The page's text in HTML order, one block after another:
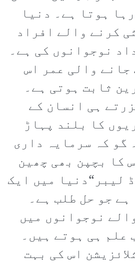
ہوتا ہے۔ دنیا
کرنے والے افراد
نوجوانوں کی ہے۔
جانے والی عمر اس
ثابت ہوتی ہے۔
ہی انسان کے
کا بلند پہاڑ
گو کہ سرمایہ داری
کا بچپن بھی چھین
لیبر“دنیا میں ایک
جو حل طلب ہے۔
نوجوانوں میں
علم ہی ہوتے ہیں۔
اس کی بہت